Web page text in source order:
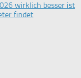
wirklich besser ist
findet